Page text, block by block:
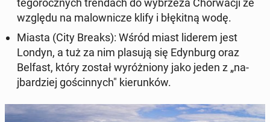
tegorocznych tren­dach do wybrzeża Chorwacji ze
względu na mal­own­icze klify i błęk­it­ną wodę.
Miasta (City Breaks): Wśród miast liderem jest
Londyn, a tuż za nim plasują się Edyn­burg oraz
Belfast, który został wyróżniony jako jeden z „na­
jbardziej gościn­nych" kierunk­ów.